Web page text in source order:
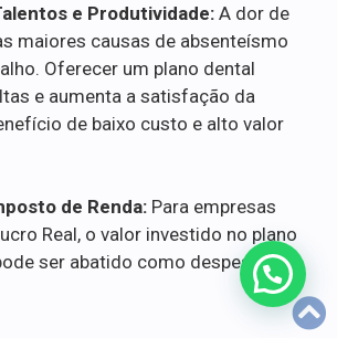
e Produtividade: A dor de
maiores causas de absenteísmo
Oferecer um plano dental
e aumenta a satisfação da
de baixo custo e alto valor
de Renda: Para empresas
Real, o valor investido no plano
ser abatido como despesa